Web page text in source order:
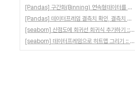
[Pandas] 구간화(Binning) 연속형데이터를 범주형으로 변환하기 :: pd.cut pd.qcut
[Pandas] 데이터프레임 결측치 확인, 결측치 처리 삭제 대체 :: isnull, dropna, fillna, ffill, bfill
[seaborn] 산점도에 회귀선 회귀식 추가하기 :: sns.lmplot sns.regplot
[seaborn] 데이터프레임으로 히트맵 그리기 :: sns.heatmap